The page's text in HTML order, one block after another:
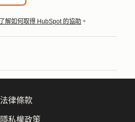
了解如何取得 HubSpot 的協助 。
法律條款
隱私權政策